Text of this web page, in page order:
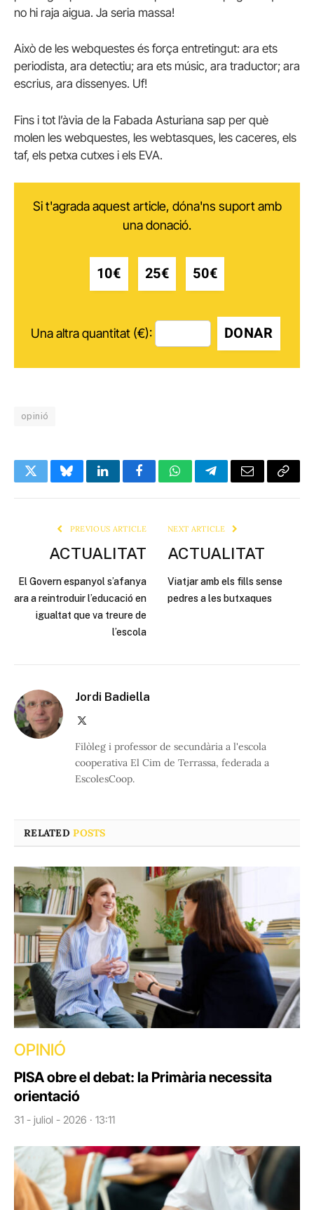
no hi raja aigua. Ja seria massa!
Això de les webquestes és força entretingut: ara ets
periodista, ara detectiu; ara ets músic, ara traductor; ara
escrius, ara dissenyes. Uf!
Fins i tot l’àvia de la Fabada Asturiana sap per què
molen les webquestes, les webtasques, les caceres, els
taf, els petxa cutxes i els EVA.
Si t'agrada aquest article, dóna'ns suport amb
una donació.
10€ 25€ 50€
Una altra quantitat (€): DONAR
opinió
TwitterBlueskyLinkedInFacebookWhatsAppTelegramEmail Copy
PREVIOUS ARTICLE
ACTUALITAT
El Govern espanyol s’afanya
ara a reintroduir l’educació en
igualtat que va treure de
l’escola
NEXT ARTICLE
ACTUALITAT
Viatjar amb els fills sense
pedres a les butxaques
Jordi Badiella
Filòleg i professor de secundària a l'escola
cooperativa El Cim de Terrassa, federada a
EscolesCoop.
RELATEDPOSTS
OPINIÓ
PISA obre el debat: la Primària necessita
orientació
31 - juliol - 2026 · 13:11